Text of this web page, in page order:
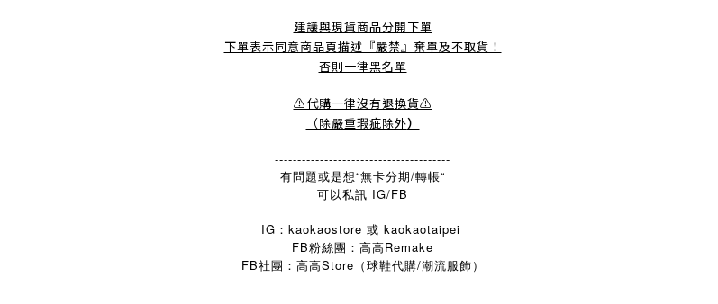
建議與現貨商品分開下單
下單表示同意商品頁描述『嚴禁』棄單及不取貨！
否則一律黑名單
⚠️代購一律沒有退換貨⚠️
（除嚴重瑕疵除外）
---------------------------------------
有問題或是想“無卡分期/轉帳“
可以私訊 IG/FB
IG：kaokaostore 或 kaokaotaipei
FB粉絲團：高高Remake
FB社團：高高Store （球鞋代購/潮流服飾）